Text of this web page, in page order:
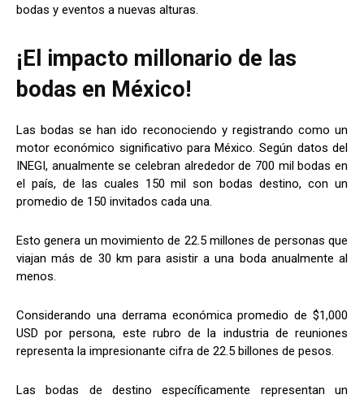
bodas y eventos a nuevas alturas.
¡El impacto millonario de las
bodas en México!
Las bodas se han ido reconociendo y registrando como un
motor económico significativo para México. Según datos del
INEGI, anualmente se celebran alrededor de 700 mil bodas en
el país, de las cuales 150 mil son bodas destino, con un
promedio de 150 invitados cada una.
Esto genera un movimiento de 22.5 millones de personas que
viajan más de 30 km para asistir a una boda anualmente al
menos.
Considerando una derrama económica promedio de $1,000
USD por persona, este rubro de la industria de reuniones
representa la impresionante cifra de 22.5 billones de pesos.
Las bodas de destino específicamente representan un